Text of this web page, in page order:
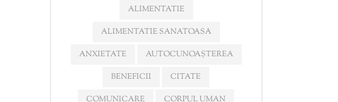
ALIMENTATIE
ALIMENTATIE SANATOASA
ANXIETATE
AUTOCUNOAȘTEREA
BENEFICII
CITATE
COMUNICARE
CORPUL UMAN